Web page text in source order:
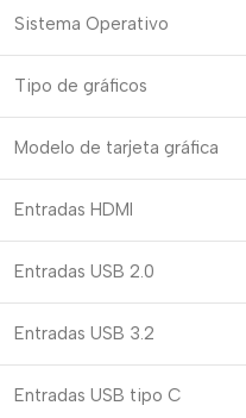
Sistema Operativo
Tipo de gráficos
Modelo de tarjeta gráfica
Entradas HDMI
Entradas USB 2.0
Entradas USB 3.2
Entradas USB tipo C